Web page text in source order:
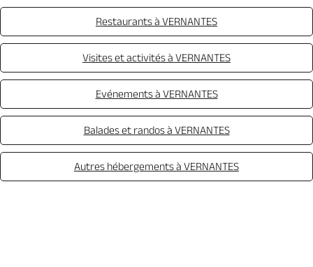
Restaurants à VERNANTES
Visites et activités à VERNANTES
Evénements à VERNANTES
Balades et randos à VERNANTES
Autres hébergements à VERNANTES